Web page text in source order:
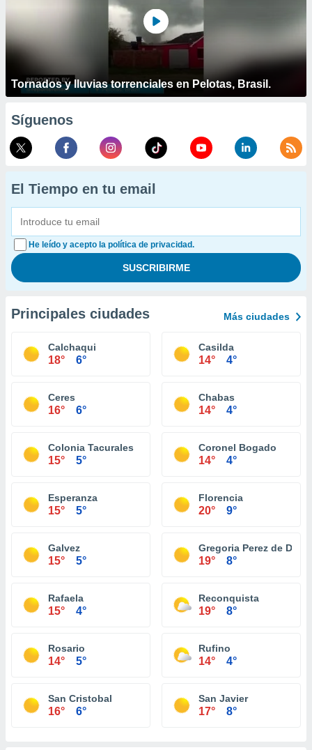
Tornados y lluvias torrenciales en Pelotas, Brasil.
Síguenos
El Tiempo en tu email
He leído y acepto la política de privacidad.
Principales ciudades Más ciudades
Calchaqui
18° 6°
Casilda
14° 4°
Ceres
16° 6°
Chabas
14° 4°
Colonia Tacurales
15° 5°
Coronel Bogado
14° 4°
Esperanza
15° 5°
Florencia
20° 9°
Galvez
15° 5°
Gregoria Perez de Denis
19° 8°
Rafaela
15° 4°
Reconquista
19° 8°
Rosario
14° 5°
Rufino
14° 4°
San Cristobal
16° 6°
San Javier
17° 8°